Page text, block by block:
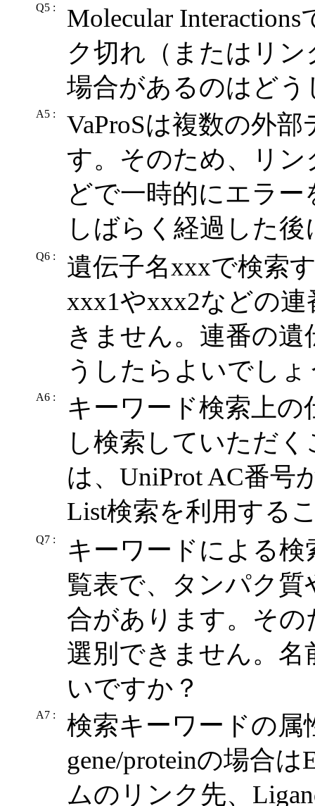
Q5 :
Molecular
ク切れ（またはリ
場合があるのはど
A5 :
VaProSは複数の外
す。そのため、リ
どで一時的にエラ
しばらく経過した
Q6 :
遺伝子名xxxで検索
xxx1やxxx2などの
きません。連番の
うしたらよいでしょ
A6 :
キーワード検索上の
し検索していただ
は、UniProt AC番号
List検索を利用する
Q7 :
キーワードによる
覧表で、タンパク
合があります。そ
選別できません。
いですか？
A7 :
検索キーワードの属
gene/proteinの場合
ムのリンク先、